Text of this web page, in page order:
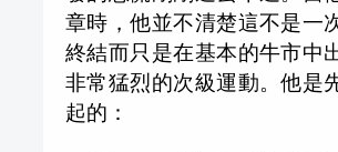
章時，他並不清楚這不是一
終結而只是在基本的牛市中
非常猛烈的次級運動。他是
起的：